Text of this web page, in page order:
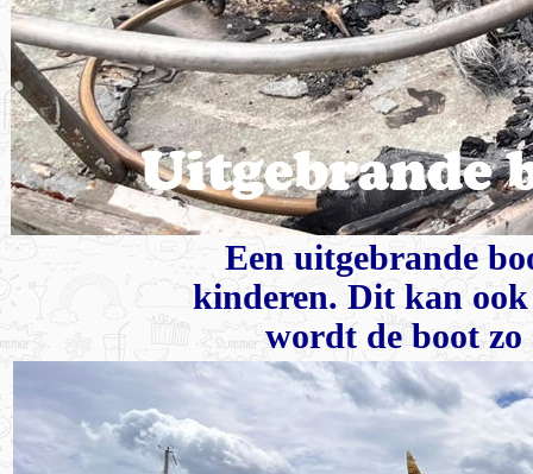
Een uitgebrande
kinderen. Dit kan
wordt de boot zo